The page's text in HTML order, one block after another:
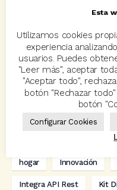
acuerdo Acuerdos
Avant2 Avant2 Sales
Carlos Rovira
Codeoscopic Workspace
Eventos
hogar Innovación
Integra API Rest Kit
Esta
Utilizamos cookies
experiencia
usuarios. Puedes
"Leer más", aceptar
"Aceptar todo",
botón "Rechazar
botón
Configurar Cookies